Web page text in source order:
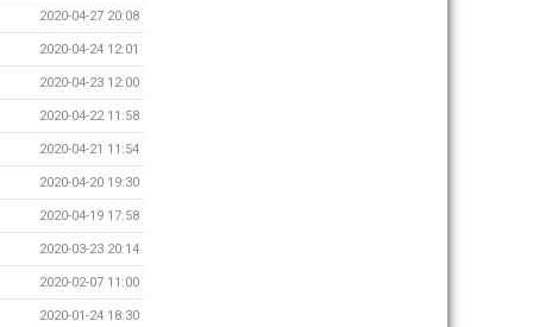
2020-04-27 20:08
2020-04-24 12:01
2020-04-23 12:00
2020-04-22 11:58
2020-04-21 11:54
2020-04-20 19:30
2020-04-19 17:58
2020-03-23 20:14
2020-02-07 11:00
2020-01-24 18:30